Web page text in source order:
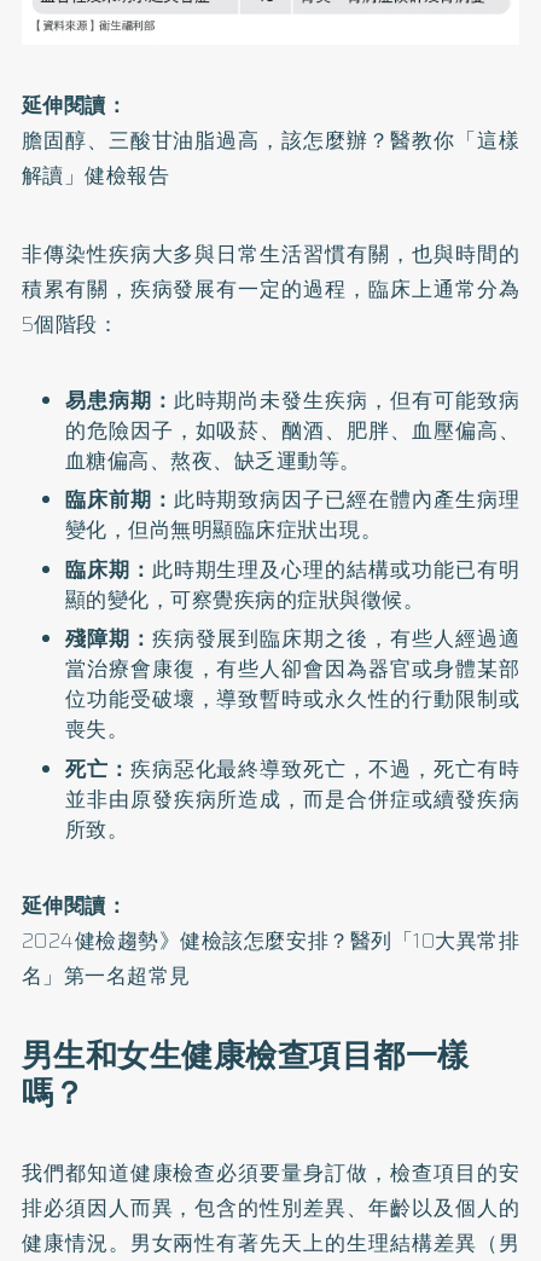
延伸閱讀：
膽固醇、三酸甘油脂過高，該怎麼辦？醫教你「這樣
解讀」健檢報告
非傳染性疾病大多與日常生活習慣有關，也與時間的
積累有關，疾病發展有一定的過程，臨床上通常分為
5個階段：
易患病期： 此時期尚未發生疾病，但有可能致病
的危險因子，如吸菸、酗酒、肥胖、血壓偏高、
血糖偏高、熬夜、缺乏運動等。
臨床前期： 此時期致病因子已經在體內產生病理
變化，但尚無明顯臨床症狀出現。
臨床期： 此時期生理及心理的結構或功能已有明
顯的變化，可察覺疾病的症狀與徵候。
殘障期： 疾病發展到臨床期之後，有些人經過適
當治療會康復，有些人卻會因為器官或身體某部
位功能受破壞，導致暫時或永久性的行動限制或
喪失。
死亡： 疾病惡化最終導致死亡，不過，死亡有時
並非由原發疾病所造成，而是合併症或續發疾病
所致。
延伸閱讀：
2024健檢趨勢》健檢該怎麼安排？醫列「10大異常排
名」第一名超常見
男生和女生健康檢查項目都一樣
嗎？
我們都知道健康檢查必須要量身訂做，檢查項目的安
排必須因人而異，包含的性別差異、年齡以及個人的
健康情況。男女兩性有著先天上的生理結構差異（男